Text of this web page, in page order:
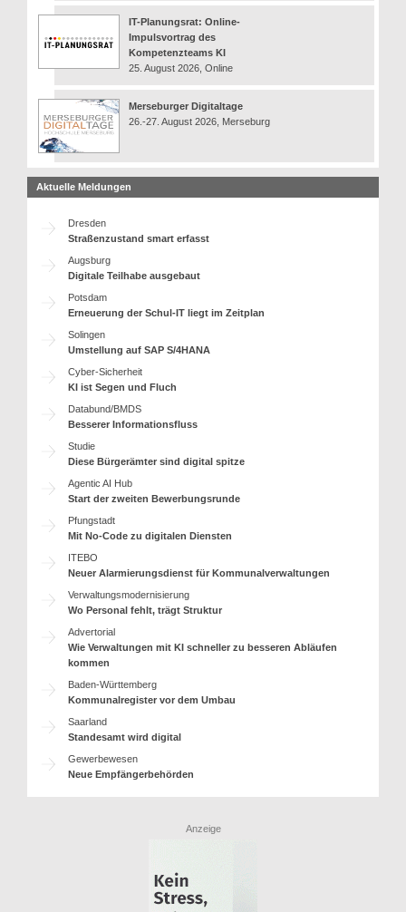
IT-Planungsrat: Online-
Impulsvortrag des
Kompetenzteams KI
25. August 2026, Online
Merseburger Digitaltage
26.-27. August 2026, Merseburg
Aktuelle Meldungen
Dresden
Straßenzustand smart erfasst
Augsburg
Digitale Teilhabe ausgebaut
Potsdam
Erneuerung der Schul-IT liegt im Zeitplan
Solingen
Umstellung auf SAP S/4HANA
Cyber-Sicherheit
KI ist Segen und Fluch
Databund/BMDS
Besserer Informationsfluss
Studie
Diese Bürgerämter sind digital spitze
Agentic AI Hub
Start der zweiten Bewerbungsrunde
Pfungstadt
Mit No-Code zu digitalen Diensten
ITEBO
Neuer Alarmierungsdienst für Kommunalverwaltungen
Verwaltungsmodernisierung
Wo Personal fehlt, trägt Struktur
Advertorial
Wie Verwaltungen mit KI schneller zu besseren Abläufen
kommen
Baden-Württemberg
Kommunalregister vor dem Umbau
Saarland
Standesamt wird digital
Gewerbewesen
Neue Empfängerbehörden
Anzeige